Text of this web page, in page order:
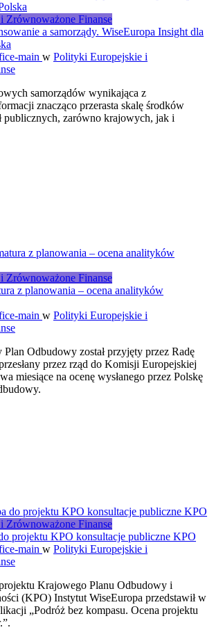
Zrównoważone Finanse
a samorządy. WiseEuropa Insight dla
main w Polityki Europejskie i
samorządów wynikająca z
znacząco przerasta skalę środków
publicznych, zarówno krajowych, jak i
Zrównoważone Finanse
z planowania – ocena analityków
main w Polityki Europejskie i
Odbudowy został przyjęty przez Radę
przez rząd do Komisji Europejskiej
miesiące na ocenę wysłanego przez Polskę
Zrównoważone Finanse
projektu KPO konsultacje publiczne KPO
main w Polityki Europejskie i
projektu Krajowego Planu Odbudowy i
(KPO) Instytut WiseEuropa przedstawił w
„Podróż bez kompasu. Ocena projektu